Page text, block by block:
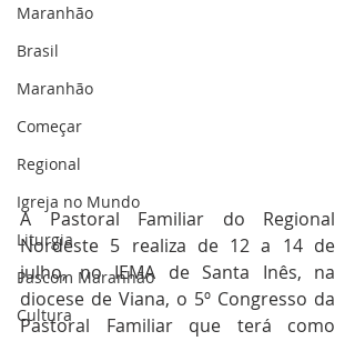
Maranhão
Brasil
Maranhão
Começar
Regional
Igreja no Mundo
Liturgia
Pascom Maranhão
Cultura
A Pastoral Familiar do Regional
Nordeste 5 realiza de 12 a 14 de
julho, no IEMA de Santa Inês, na
diocese de Viana, o 5º Congresso da
Pastoral Familiar que terá como